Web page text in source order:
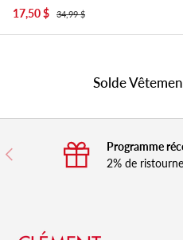
17,50 $
34,99 $
Solde
Précédent
Programme
2% de